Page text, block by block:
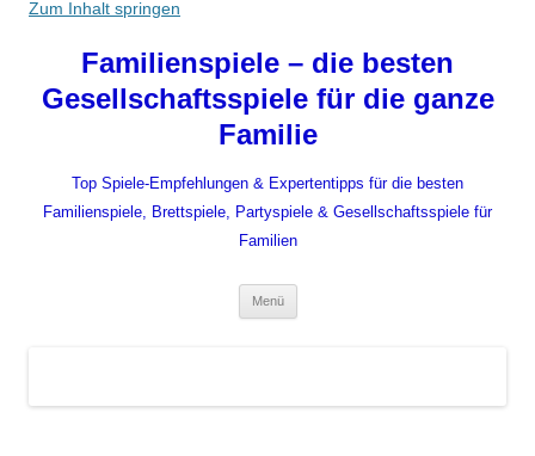
Zum Inhalt springen
Familienspiele – die besten
Gesellschaftsspiele für die ganze
Familie
Top Spiele-Empfehlungen & Expertentipps für die besten
Familienspiele, Brettspiele, Partyspiele & Gesellschaftsspiele für
Familien
Menü